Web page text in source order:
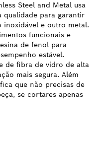
Steel and Metal usa
qualidade para garantir
e outro metal.
funcionais e
de fenol para
estável.
de fibra de vidro de alta
mais segura. Além
que não precisas de
se cortares apenas